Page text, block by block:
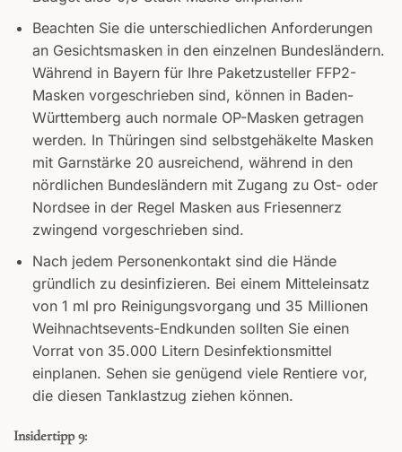
Beachten Sie die unterschiedlichen Anforderungen
an Gesichtsmasken in den einzelnen Bundesländern.
Während in Bayern für Ihre Paketzusteller FFP2-
Masken vorgeschrieben sind, können in Baden-
Württemberg auch normale OP-Masken getragen
werden. In Thüringen sind selbstgehäkelte Masken
mit Garnstärke 20 ausreichend, während in den
nördlichen Bundesländern mit Zugang zu Ost- oder
Nordsee in der Regel Masken aus Friesennerz
zwingend vorgeschrieben sind.
Nach jedem Personenkontakt sind die Hände
gründlich zu desinfizieren. Bei einem Mitteleinsatz
von 1 ml pro Reinigungsvorgang und 35 Millionen
Weihnachtsevents-Endkunden sollten Sie einen
Vorrat von 35.000 Litern Desinfektionsmittel
einplanen. Sehen sie genügend viele Rentiere vor,
die diesen Tanklastzug ziehen können.
Insidertipp 9: